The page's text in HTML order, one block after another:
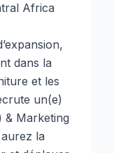
Africa
dans la
et les
un(e)
& Marketing
la